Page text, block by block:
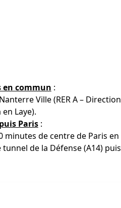
en commun :
Ville (RER A – Direction
Laye).
Paris:
minutes de centre de Paris en
de la Défense (A14) puis